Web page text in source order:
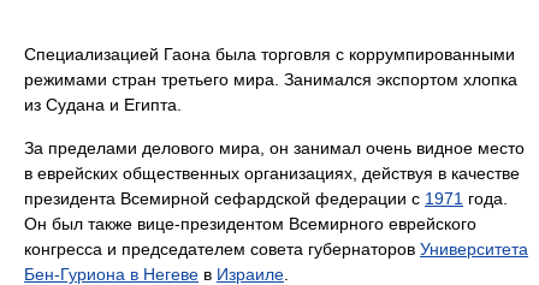
Специализацией Гаона была торговля с коррумпированными
режимами стран третьего мира. Занимался экспортом хлопка
из Судана и Египта.
За пределами делового мира, он занимал очень видное место
в еврейских общественных организациях, действуя в качестве
президента Всемирной сефардской федерации с 1971 года.
Он был также вице-президентом Всемирного еврейского
конгресса и председателем совета губернаторов Университета
Бен-Гуриона в Негеве в Израиле